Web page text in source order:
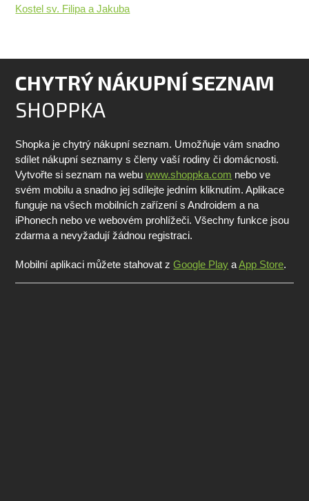
Kostel sv. Filipa a Jakuba
CHYTRÝ NÁKUPNÍ SEZNAM
SHOPPKA
Shopka je chytrý nákupní seznam. Umožňuje vám snadno
sdílet nákupní seznamy s členy vaší rodiny či domácnosti.
Vytvořte si seznam na webuwww.shoppka.com nebo ve
svém mobilu a snadno jej sdílejte jedním kliknutím. Aplikace
funguje na všech mobilních zařízení s Androidem a na
iPhonech nebo ve webovém prohlížeči. Všechny funkce jsou
zdarma a nevyžadují žádnou registraci.
Mobilní aplikaci můžete stahovat zGoogle Play aApp Store.